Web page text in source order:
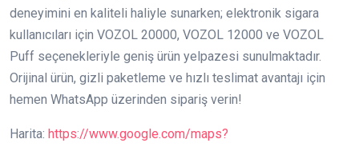
deneyimini en kaliteli haliyle sunarken; elektronik sigara
kullanıcıları için VOZOL 20000, VOZOL 12000 ve VOZOL
Puff seçenekleriyle geniş ürün yelpazesi sunulmaktadır.
Orijinal ürün, gizli paketleme ve hızlı teslimat avantajı için
hemen WhatsApp üzerinden sipariş verin!
Harita: https://www.google.com/maps?